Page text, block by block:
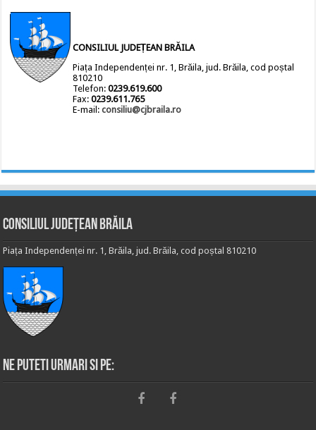
CONSILIUL JUDEȚEAN BRĂILA
Piața Independenței nr. 1, Brăila, jud. Brăila, cod poștal
810210
Telefon:0239.619.600
Fax:0239.611.765
E-mail:consiliu@cjbraila.ro
Consiliul Județean Brăila
Piața Independenței nr. 1, Brăila, jud. Brăila, cod poștal 810210
Ne puteti urmari si pe: